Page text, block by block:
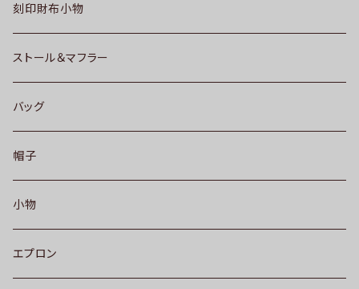
刻印財布小物
ストール＆マフラー
バッグ
帽子
小物
エプロン